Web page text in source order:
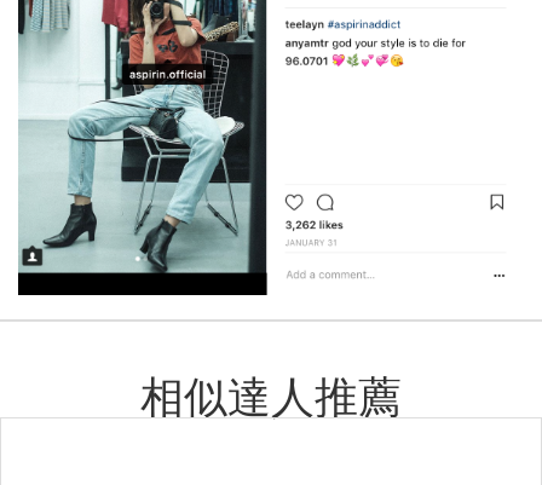
相似達人推薦